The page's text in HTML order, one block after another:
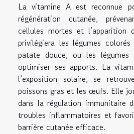
La vitamine A est reconnue
régénération cutanée,
cellules mortes et l’apparition
privilégiera les légumes
patate douce, ou les
optimiser ses apports. La
l’exposition solaire, se
poissons gras et les œufs. Elle
dans la régulation immunitaire
troubles inflammatoires et
barrière cutanée efficace.